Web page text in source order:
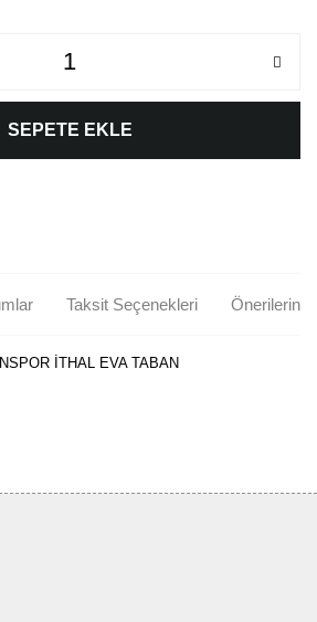
SEPETE EKLE
Taksit Seçenekleri Önerileriniz
İTHAL EVA TABAN